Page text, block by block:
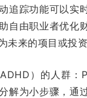
追踪功能可以实
自由职业者优化
未来的项目或投资
）的人群：
解为小步骤，通